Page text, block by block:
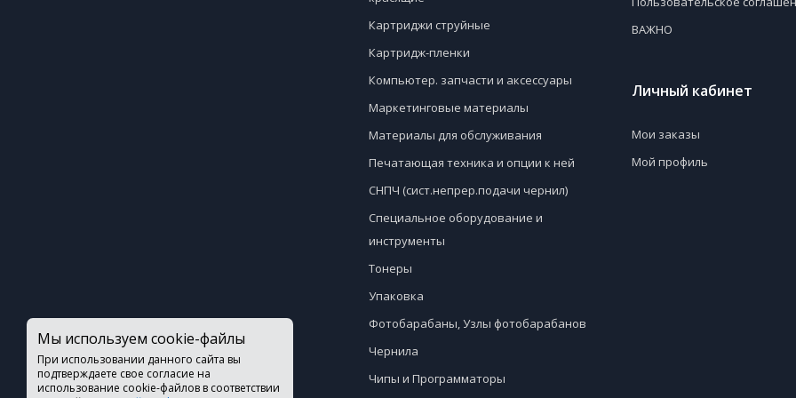
Картриджи струйные
Картридж-пленки
Компьютер. запчасти и аксессуары
Маркетинговые материалы
Материалы для обслуживания
Печатающая техника и опции к ней
СНПЧ (сист.непрер.подачи чернил)
Специальное оборудование и
инструменты
Тонеры
Упаковка
Фотобарабаны, Узлы фотобарабанов
Чернила
Чипы и Программаторы
ВАЖНО
Личный кабинет
Мои заказы
Мой профиль
Мы используем cookie-файлы
При использовании данного сайта вы
подтверждаете свое согласие на
использование cookie-файлов в соответствии